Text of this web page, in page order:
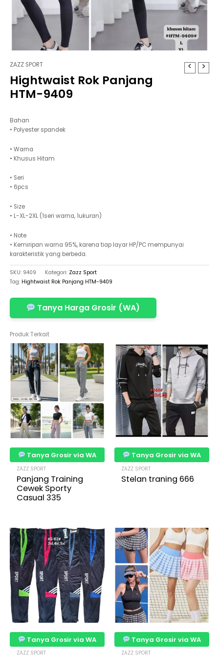
ZAZZ SPORT
Hightwaist Rok Panjang
HTM-9409
Bahan
• Polyester spandek
• Warna
• Khusus Hitam
• Seri
• 6pcs
• Size
• L-XL-2XL (1seri warna, 1ukuran)
• Note
• Kemiripan warna 95%, karena tiap layar HP/PC mempunyai
karakteristik yang berbeda.
SKU: 9409 Kategori: Zazz Sport
Tag: Hightwaist Rok Panjang HTM-9409
Tanya Harga Grosir (WA)
Produk Terkait
Tanya Grosir via WA
ZAZZ SPORT
Panjang Training
Cewek Sporty
Casual 335
Tanya Grosir via WA
ZAZZ SPORT
Stelan traning 666
Tanya Grosir via WA
ZAZZ SPORT
Tanya Grosir via WA
ZAZZ SPORT